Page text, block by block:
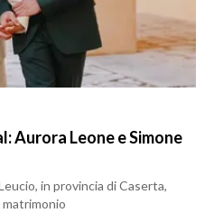
Aurora Leone e Simone
in provincia di Caserta,